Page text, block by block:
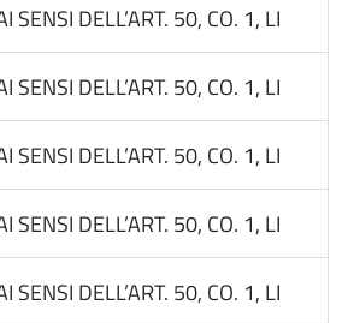
SENSI DELL’ART. 50, CO. 1, LETT.
SENSI DELL’ART. 50, CO. 1, LETT.
SENSI DELL’ART. 50, CO. 1, LETT.
SENSI DELL’ART. 50, CO. 1, LETT.
SENSI DELL’ART. 50, CO. 1, LETT.